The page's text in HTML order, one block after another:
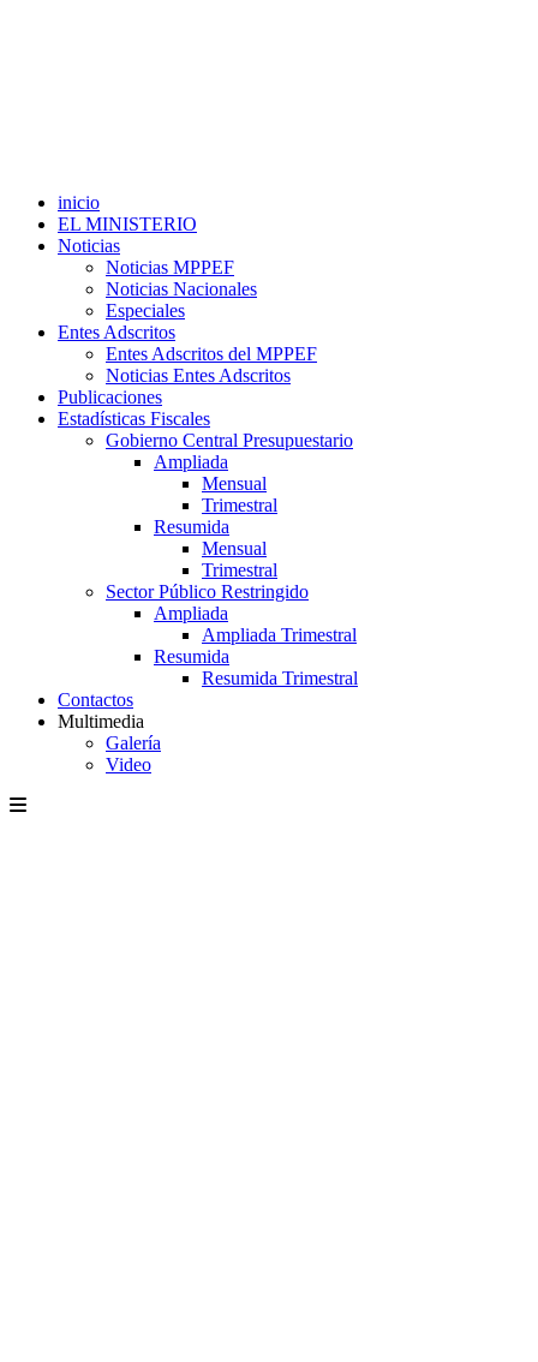
inicio
EL MINISTERIO
Noticias
Noticias MPPEF
Noticias Nacionales
Especiales
Entes Adscritos
Entes Adscritos del MPPEF
Noticias Entes Adscritos
Publicaciones
Estadísticas Fiscales
Gobierno Central Presupuestario
Ampliada
Mensual
Trimestral
Resumida
Mensual
Trimestral
Sector Público Restringido
Ampliada
Ampliada Trimestral
Resumida
Resumida Trimestral
Contactos
Multimedia
Galería
Video